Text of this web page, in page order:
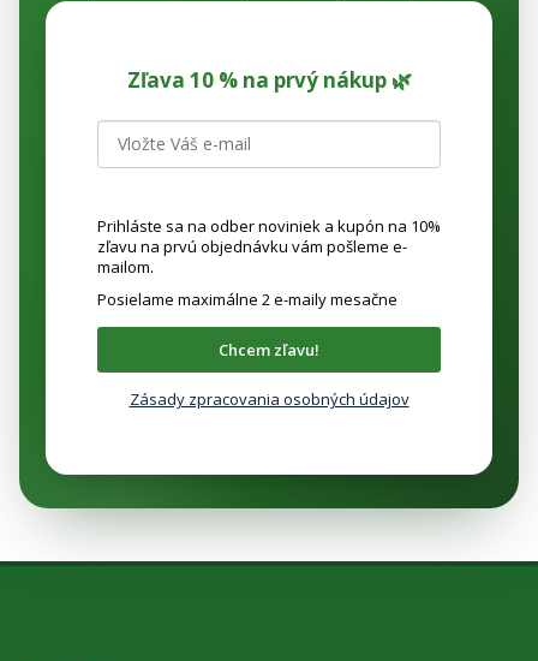
Zľava 10 % na prvý nákup 🌿
Prihláste sa na odber noviniek a kupón na 10%
zľavu na prvú objednávku vám pošleme e-
mailom.
Posielame maximálne 2 e-maily mesačne
Chcem zľavu!
Zásady zpracovania osobných údajov